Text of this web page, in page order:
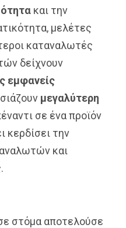
και την
μελέτες
καταναλωτές
δείχνουν
εμφανείς
μεγαλύτερη
σε ένα προϊόν
κερδίσει την
και
στόμα αποτελούσε